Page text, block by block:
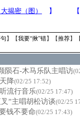
】【我要“揪”错】【推荐】
陨石-木马乐队主唱访
降(02/25 17:52)
流行音乐(02/25 17:47)
”主唱胡松访谈(02/25
钱不要命(02/25 17:43)